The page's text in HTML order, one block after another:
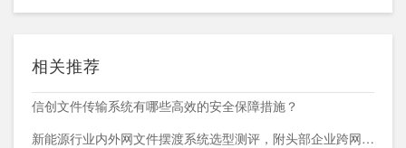
相关推荐
信创文件传输系统有哪些高效的安全保障措施？
新能源行业内外网文件摆渡系统选型测评，附头部企业跨网部署案例